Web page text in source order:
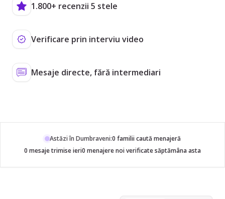
1.800+ recenzii 5 stele
Verificare prin interviu video
Mesaje directe, fără intermediari
Astăzi în Dumbraveni:0 familii caută menajeră
0 mesaje trimise ieri0 menajere noi verificate săptămâna asta